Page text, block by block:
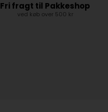
Fri fragt til Pakkeshop
ved køb over 500 kr